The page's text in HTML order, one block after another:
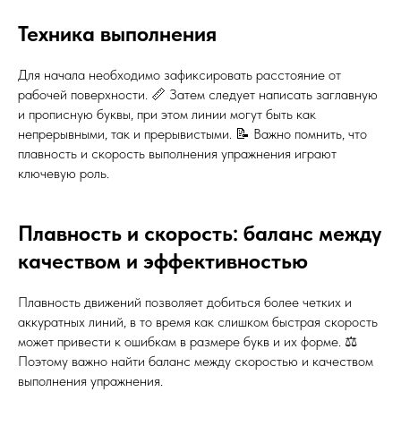
Техника выполнения
Для начала необходимо зафиксировать расстояние от
рабочей поверхности. 📏 Затем следует написать заглавную
и прописную буквы, при этом линии могут быть как
непрерывными, так и прерывистыми. 📝 Важно помнить, что
плавность и скорость выполнения упражнения играют
ключевую роль.
Плавность и скорость: баланс между
качеством и эффективностью
Плавность движений позволяет добиться более четких и
аккуратных линий, в то время как слишком быстрая скорость
может привести к ошибкам в размере букв и их форме. ⚖️
Поэтому важно найти баланс между скоростью и качеством
выполнения упражнения.